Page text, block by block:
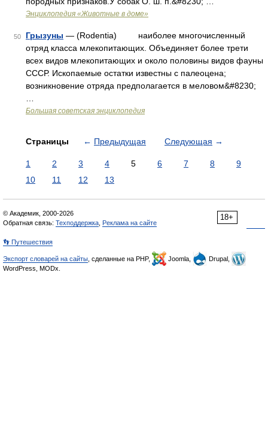
Энциклопедия «Животные в доме»
50 Грызуны — (Rodentia) наиболее многочисленный
отряд класса млекопитающих. Объединяет более трети
всех видов млекопитающих и около половины видов фауны
СССР. Ископаемые остатки известны с палеоцена;
возникновение отряда предполагается в меловом&#8230;
Большая советская энциклопедия
Страницы ← Предыдущая Следующая →
1 2 3 4 5 6 7 8
9
10
11 12 13
18+
© Академик, 2000-2026
Обратная связь: Техподдержка Реклама на сайте
👣 Путешествия
Экспорт словарей на сайты , сделанные на PHP, Joomla,
Drupal,
WordPress, MODx.